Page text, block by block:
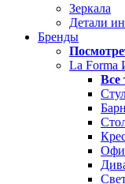
Зеркала
Детали
Бренды
La Forma
Все